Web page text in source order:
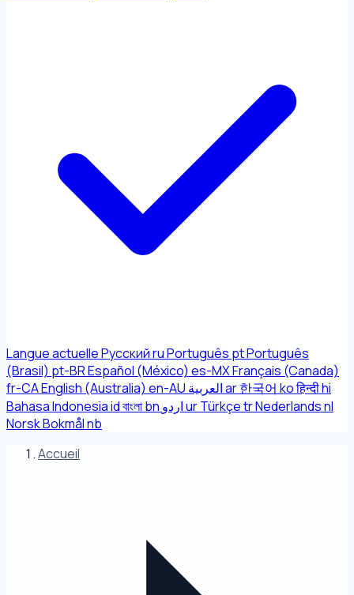
Langue actuelleРусскийruPortuguês ptPortuguês
(Brasil) pt-BREspañol (México) es-MXFrançais (Canada)
fr-CAEnglish (Australia) en-AU العربيةar한국어 koहिन्दीhi
Bahasa Indonesiaidবাংলাbn اردوurTürkçetrNederlandsnl
Norsk Bokmålnb
Accueil